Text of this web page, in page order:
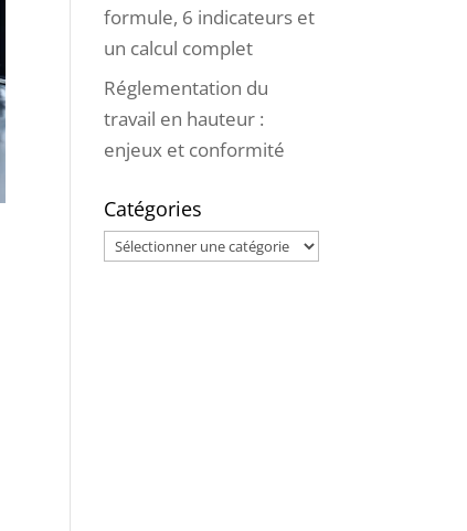
formule, 6 indicateurs et
un calcul complet
Réglementation du
travail en hauteur :
enjeux et conformité
Catégories
Catégories